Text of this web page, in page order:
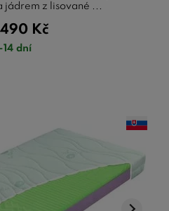
z lisované ...
Kč
14 dní